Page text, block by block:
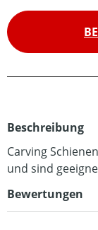
Beschreibung
Carving
und sind
Bewertungen